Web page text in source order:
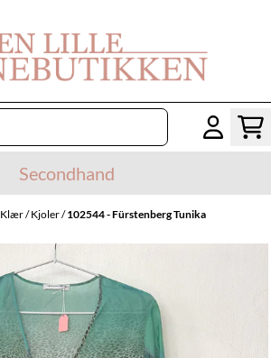
Secondhand
Klær/Kjoler/102544 - Fürstenberg Tunika